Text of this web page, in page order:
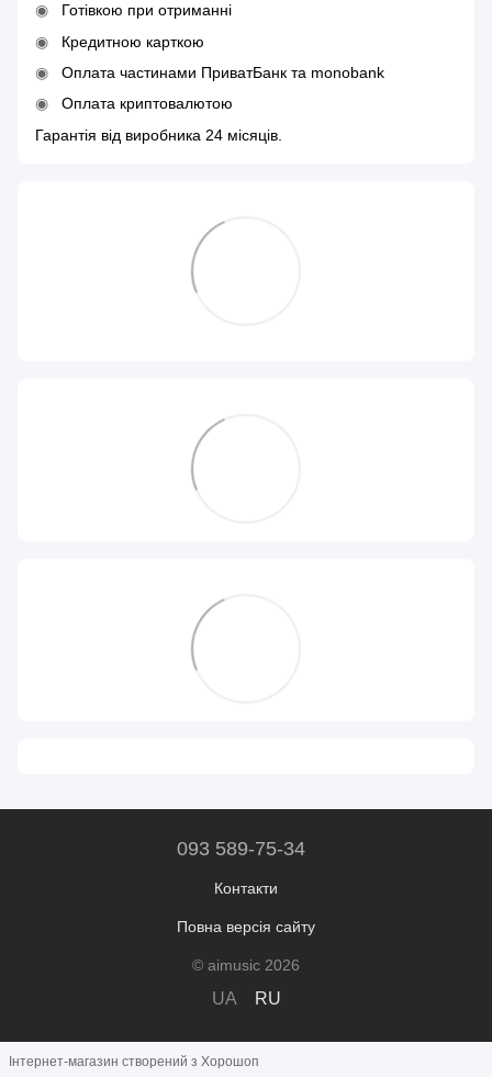
Готівкою при отриманні
Кредитною карткою
Оплата частинами ПриватБанк та monobank
Оплата криптовалютою
Гарантія від виробника 24 місяців.
093 589-75-34
Контакти
Повна версія сайту
© aimusic 2026
UA RU
Інтернет-магазин створений з Хорошоп